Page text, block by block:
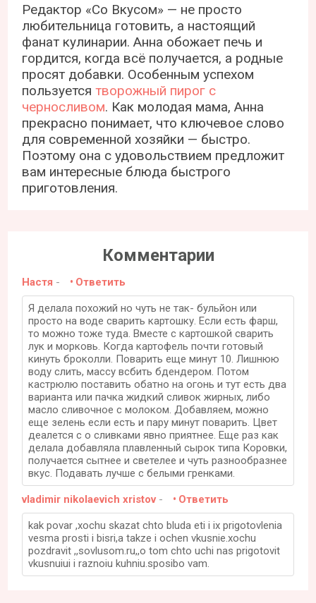
Редактор «Со Вкусом» — не просто
любительница готовить, а настоящий
фанат кулинарии. Анна обожает печь и
гордится, когда всё получается, а родные
просят добавки. Особенным успехом
пользуетсятворожный пирог с
черносливом. Как молодая мама, Анна
прекрасно понимает, что ключевое слово
для современной хозяйки — быстро.
Поэтому она с удовольствием предложит
вам интересные блюда быстрого
приготовления.
Комментарии
Настя - Ответить
Я делала похожий но чуть не так- бульйон или
просто на воде сварить картошку. Если есть фарш,
то можно тоже туда. Вместе с картошкой сварить
лук и морковь. Когда картофель почти готовый
кинуть броколли. Поварить еще минут 10. Лишнюю
воду слить, массу всбить бдендером. Потом
кастрюлю поставить обатно на огонь и тут есть два
варианта или пачка жидкий сливок жирных, либо
масло сливочное с молоком. Добавляем, можно
еще зелень если есть и пару минут поварить. Цвет
деалется с о сливками явно приятнее. Еще раз как
делала добавляла плавленный сырок типа Коровки,
получается сытнее и светелее и чуть разнообразнее
вкус. Подавать лучше с белыми гренками.
vladimir nikolaevich xristov- Ответить
kak povar ,xochu skazat chto bluda eti i ix prigotovlenia
vesma prosti i bisri,a takze i ochen vkusnie.xochu
pozdravit ,,sovlusom.ru,,o tom chto uchi nas prigotovit
vkusnuiui i raznoiu kuhniu.sposibo vam.